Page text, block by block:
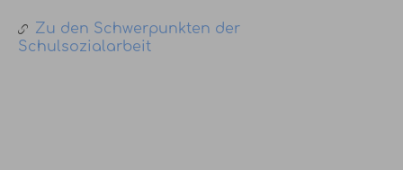
Zu den Schwerpunkten der
Schulsozialarbeit